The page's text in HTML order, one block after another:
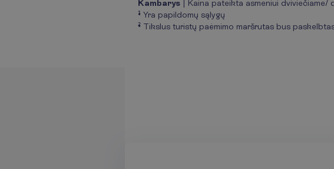
Kambarys | Kaina pateikta asmeniui
¹ Yra papildomų sąlygų
² Tikslus turistų paėmimo maršrutas bus